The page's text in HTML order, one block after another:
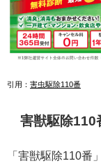
引用： 害虫駆除110番
害獣駆除110
「害獣駆除110番